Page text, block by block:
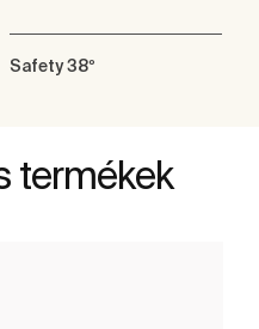
Safety 38º
termékek